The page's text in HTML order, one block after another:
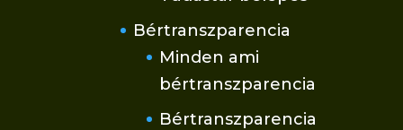
Bértranszparencia
Minden ami
bértranszparencia
Bértranszparencia